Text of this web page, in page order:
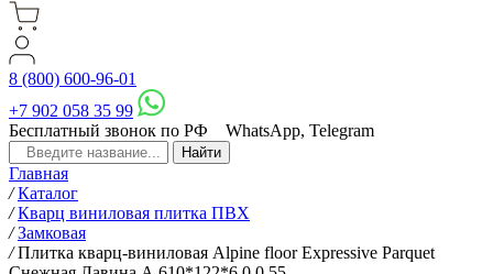
8 (800) 600-96-01
+7 902 058 35 99
Бесплатный звонок по РФ
WhatsApp, Telegram
Главная
/ Каталог
/ Кварц виниловая плитка ПВХ
/ Замковая
/ Плитка кварц-виниловая Alpine floor Expressive Parquet